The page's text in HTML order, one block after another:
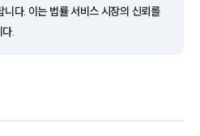
사례
니다. 이는 법률 서비스 시장의 신뢰를
.